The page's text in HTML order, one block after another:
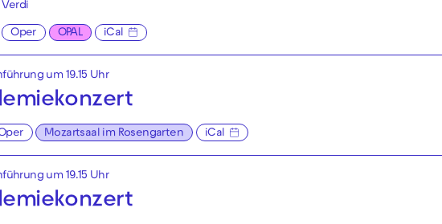
Oper OPAL iCal
um 19.15 Uhr
Mozartsaal im Rosengarten iCal
um 19.15 Uhr